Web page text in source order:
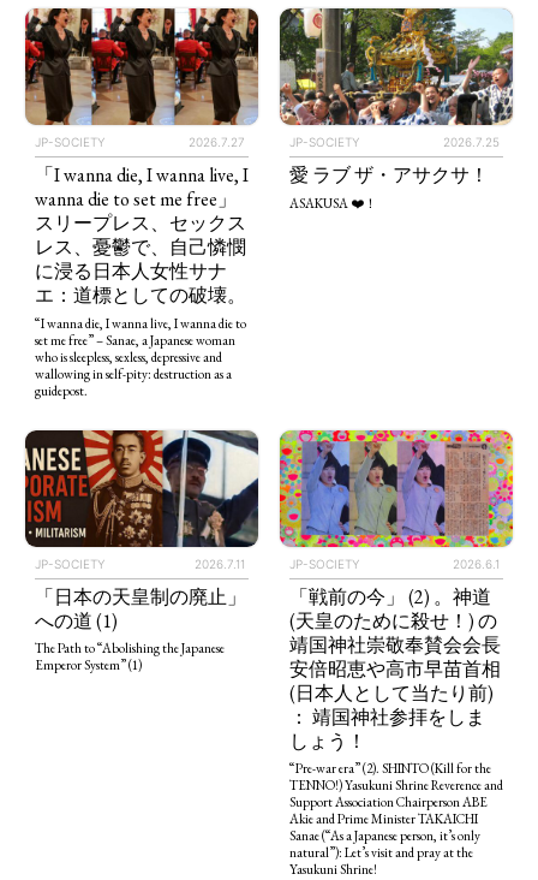
JP-SOCIETY 2026.7.27
「I wanna die, I wanna live, I
wanna die to set me free」
スリープレス、セックス
レス、憂鬱で、自己憐憫
に浸る日本人女性サナ
エ：道標としての破壊。
“I wanna die, I wanna live, I wanna die to
set me free” – Sanae, a Japanese woman
who is sleepless, sexless, depressive and
wallowing in self-pity: destruction as a
guidepost.
JP-SOCIETY 2026.7.25
愛 ラブ ザ・アサクサ！
ASAKUSA ❤️！
JP-SOCIETY 2026.7.11
「日本の天皇制の廃止」
への道 (1)
The Path to “Abolishing the Japanese
Emperor System” (1)
JP-SOCIETY 2026.6.1
「戦前の今」 (2) 。神道
(天皇のために殺せ！) の
靖国神社崇敬奉賛会会長
安倍昭恵や高市早苗首相
(日本人として当たり前)
： 靖国神社参拝をしま
しょう！
“Pre-war era” (2). SHINTO (Kill for the
TENNO!) Yasukuni Shrine Reverence and
Support Association Chairperson ABE
Akie and Prime Minister TAKAICHI
Sanae (“As a Japanese person, it’s only
natural”): Let’s visit and pray at the
Yasukuni Shrine!